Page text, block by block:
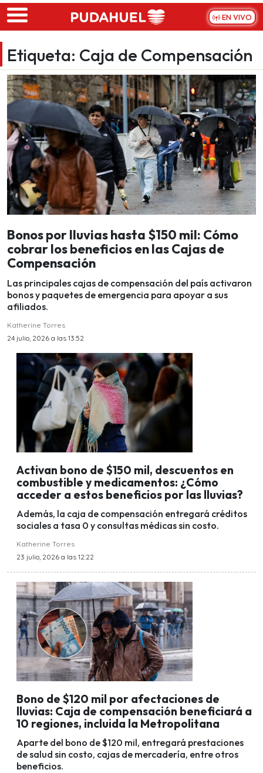
Skip to main content
EN VIVO
Etiqueta: Caja de Compensación
Bonos por lluvias hasta $150 mil: Cómo
cobrar los beneficios en las Cajas de
Compensación
Las principales cajas de compensación del país activaron
bonos y paquetes de emergencia para apoyar a sus
afiliados.
Katherine Torres
24 julio, 2026 a las 13:52
Activan bono de $150 mil, descuentos en
combustible y medicamentos: ¿Cómo
acceder a estos beneficios por las lluvias?
Además, la caja de compensación entregará créditos
sociales a tasa 0 y consultas médicas sin costo.
Katherine Torres
23 julio, 2026 a las 12:22
Bono de $120 mil por afectaciones de
lluvias: Caja de compensación beneficiará a
10 regiones, incluida la Metropolitana
Aparte del bono de $120 mil, entregará prestaciones
de salud sin costo, cajas de mercadería, entre otros
beneficios.